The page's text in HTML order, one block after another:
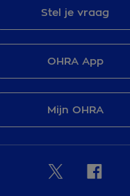
Stel je vraag
OHRA App
Mijn OHRA